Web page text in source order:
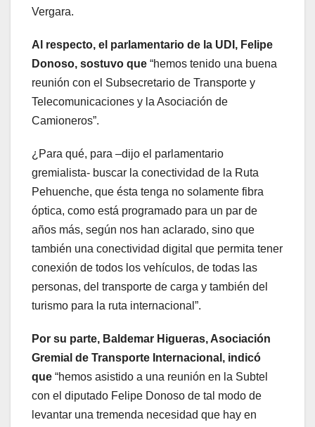
Vergara.
Al respecto, el parlamentario de la UDI, Felipe
Donoso, sostuvo que “hemos tenido una buena
reunión con el Subsecretario de Transporte y
Telecomunicaciones y la Asociación de
Camioneros”.
¿Para qué, para –dijo el parlamentario
gremialista- buscar la conectividad de la Ruta
Pehuenche, que ésta tenga no solamente fibra
óptica, como está programado para un par de
años más, según nos han aclarado, sino que
también una conectividad digital que permita tener
conexión de todos los vehículos, de todas las
personas, del transporte de carga y también del
turismo para la ruta internacional”.
Por su parte, Baldemar Higueras, Asociación
Gremial de Transporte Internacional, indicó
que “hemos asistido a una reunión en la Subtel
con el diputado Felipe Donoso de tal modo de
levantar una tremenda necesidad que hay en